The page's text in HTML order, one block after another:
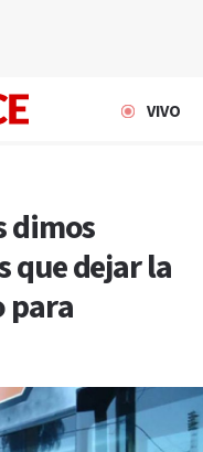
VIVO
dimos
que dejar la
para